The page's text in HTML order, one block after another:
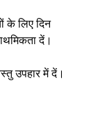
के लिए दिन
दें।
उपहार में दें।